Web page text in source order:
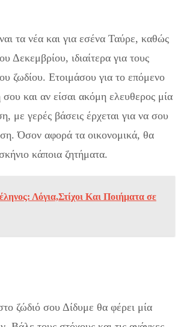
τα νέα και για εσένα Ταύρε, καθώς
Δεκεμβρίου, ιδιαίτερα για τους
ζωδίου. Ετοιμάσου για το επόμενο
και αν είσαι ακόμη ελευθερος μία
με γερές βάσεις έρχεται για να σου
Όσον αφορά τα οικονομικά, θα
κάποια ζητήματα.
Λόγια,Στίχοι Και Ποιήματα σε
ζώδιό σου Δίδυμε θα φέρει μία